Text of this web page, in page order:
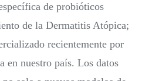
de probióticos
de la Dermatitis Atópica;
recientemente por
en nuestro país. Los datos